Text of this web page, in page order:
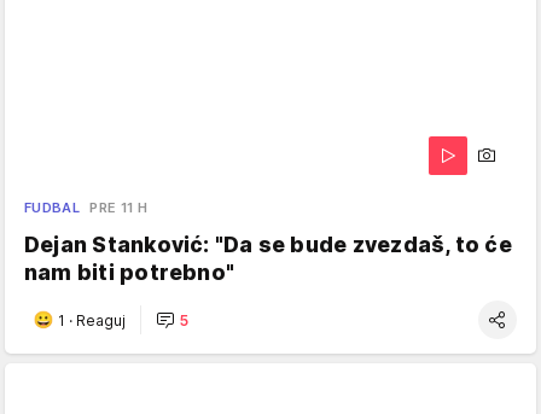
FUDBAL PRE 11 H
Dejan Stanković: "Da se bude zvezdaš, to će
nam biti potrebno"
1 · Reaguj 5